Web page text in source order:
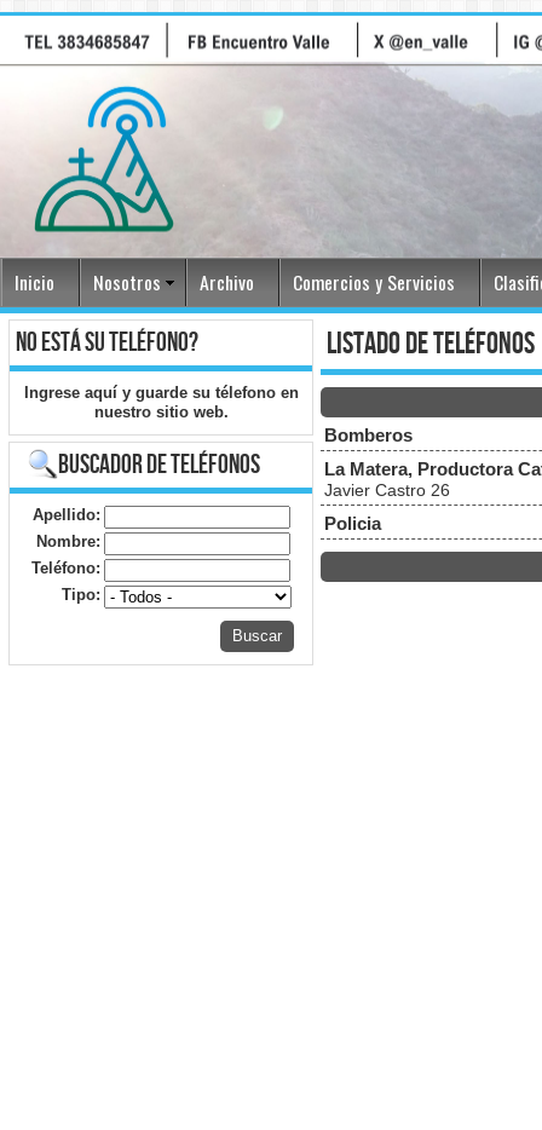
Inicio Nosotros Archivo Comercios y Servicios
no está su teléfono?
Ingrese aquí y guarde su télefono en
nuestro sitio web.
buscador de teléfonos
Apellido:
Nombre:
Teléfono:
Tipo:
Buscar
listado de teléfonos
Bomberos
La Matera, Productora
Javier Castro 26
Policia